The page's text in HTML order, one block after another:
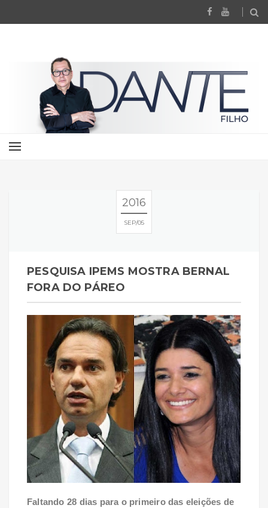
2016
SEP 05
PESQUISA IPEMS MOSTRA BERNAL
FORA DO PÁREO
Faltando 28 dias para o primeiro das eleições de